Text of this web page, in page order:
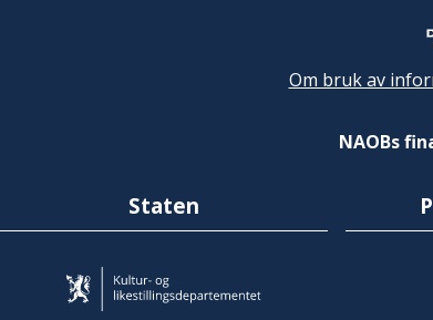
Om bruk av
NAOBs
Staten